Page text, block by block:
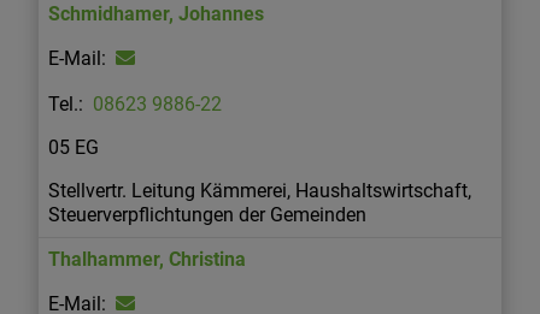
Schmidhamer, Johannes
08623 9886-22
05 EG
Stellvertr. Leitung Kämmerei, Haushaltswirtschaft,
Steuerverpflichtungen der Gemeinden
Thalhammer, Christina